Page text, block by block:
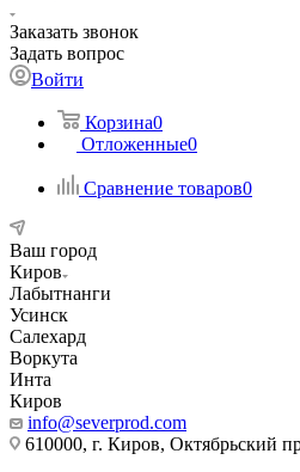
Заказать звонок
Задать вопрос
Войти
Корзина0
Отложенные0
Сравнение товаров0
Ваш город
Киров
Лабытнанги
Усинск
Салехард
Воркута
Инта
Киров
info@severprod.com
610000, г. Киров, Октябрьский